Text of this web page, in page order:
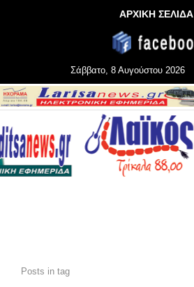
ΑΡΧΙΚΗ ΣΕΛΙΔΑ
Σάββατο, 8 Αυγούστου 2026
Posts in tag